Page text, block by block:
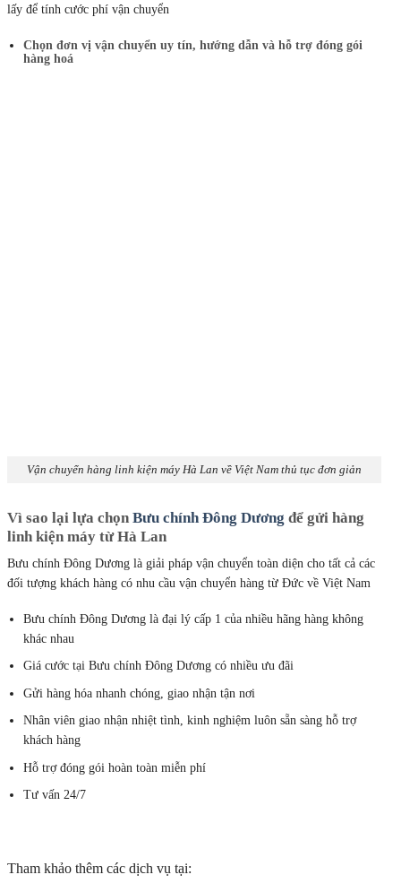
lấy để tính cước phí vận chuyển
Chọn đơn vị vận chuyển uy tín, hướng dẫn và hỗ trợ đóng gói
hàng hoá
Vận chuyển hàng linh kiện máy Hà Lan về Việt Nam thủ tục đơn giản
Vì sao lại lựa chọn Bưu chính Đông Dương để gửi hàng
linh kiện máy từ Hà Lan
Bưu chính Đông Dương là giải pháp vận chuyển toàn diện cho tất cả các
đối tượng khách hàng có nhu cầu vận chuyển hàng từ Đức về Việt Nam
Bưu chính Đông Dương là đại lý cấp 1 của nhiều hãng hàng không
khác nhau
Giá cước tại Bưu chính Đông Dương có nhiều ưu đãi
Gửi hàng hóa nhanh chóng, giao nhận tận nơi
Nhân viên giao nhận nhiệt tình, kinh nghiệm luôn sẵn sàng hỗ trợ
khách hàng
Hỗ trợ đóng gói hoàn toàn miễn phí
Tư vấn 24/7
Tham khảo thêm các dịch vụ tại: